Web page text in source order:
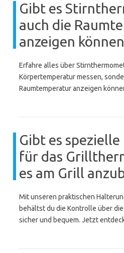
Gibt es
auch die
anzeigen
Erfahre alles über
Körpertemperatur messen,
Raumtemperatur anzeigen
Gibt es
für das
es am Grill
Mit unseren praktischen
behältst du die Kontrolle über
sicher und bequem. Jetzt